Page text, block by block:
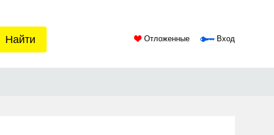
Найти Отложенные Вход